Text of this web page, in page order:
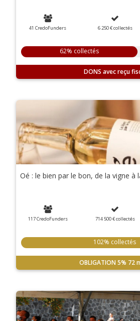
41 CredoFunders 6 250 €collectés
62% collectés
DONS
Oé : le bien par le bon, de la vigne à
117 CredoFunders 714 500 €collectés
102% collectés
OBLIGATION 5% 72